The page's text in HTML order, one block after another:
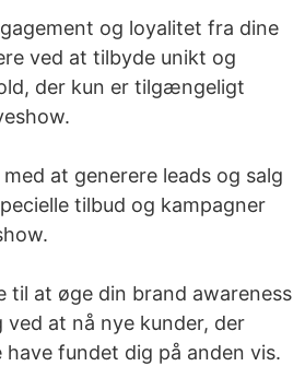
og loyalitet fra dine
ved at tilbyde unikt og
der kun er tilgængeligt
at generere leads og salg
tilbud og kampagner
til at øge din brand awareness
ved at nå nye kunder, der
have fundet dig på anden vis.